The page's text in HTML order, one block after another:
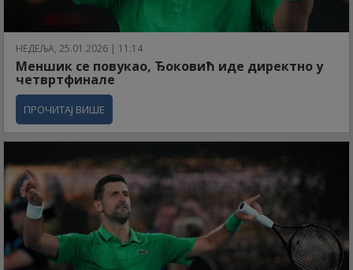
НЕДЕЉА, 25.01.2026 | 11:14
Меншик се повукао, Ђоковић иде директно у
четвртфинале
ПРОЧИТАЈ ВИШЕ